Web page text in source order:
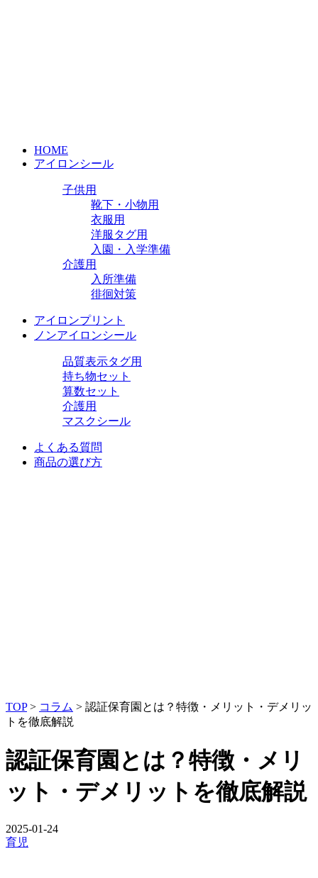
HOME
アイロンシール
子供用
靴下・小物用
衣服用
洋服タグ用
入園・入学準備
介護用
入所準備
徘徊対策
アイロンプリント
ノンアイロンシール
品質表示タグ用
持ち物セット
算数セット
介護用
マスクシール
よくある質問
商品の選び方
TOP > コラム > 認証保育園とは？特徴・メリット・デメリッ
トを徹底解説
認証保育園とは？特徴・メリ
ット・デメリットを徹底解説
2025-01-24
育児